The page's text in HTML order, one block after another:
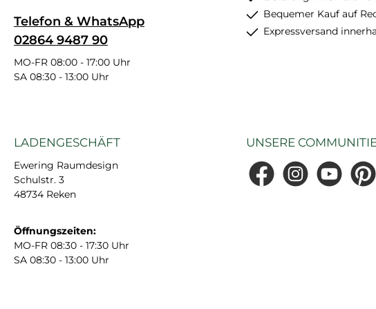
Telefon & WhatsApp
02864 9487 90
MO-FR 08:00 - 17:00 Uhr
SA 08:30 - 13:00 Uhr
Bequemer Kauf auf
Expressversand
LADENGESCHÄFT
Ewering Raumdesign
Schulstr. 3
48734 Reken
Öffnungszeiten:
MO-FR 08:30 - 17:30 Uhr
SA 08:30 - 13:00 Uhr
UNSERE
FacebookInstagramYouTube